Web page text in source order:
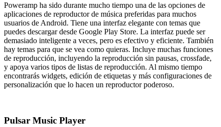
Poweramp ha sido durante mucho tiempo una de las opciones de
aplicaciones de reproductor de música preferidas para muchos
usuarios de Android. Tiene una interfaz elegante con temas que
puedes descargar desde Google Play Store. La interfaz puede ser
demasiado inteligente a veces, pero es efectivo y eficiente. También
hay temas para que se vea como quieras. Incluye muchas funciones
de reproducción, incluyendo la reproducción sin pausas, crossfade,
y apoya varios tipos de listas de reproducción. Al mismo tiempo
encontrarás widgets, edición de etiquetas y más configuraciones de
personalización que lo hacen un reproductor poderoso.
Pulsar Music Player